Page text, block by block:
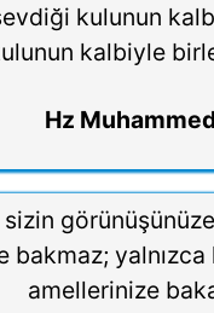
kulunun
kalbiyle
Hz Muhammed
bakmaz;
amellerinize